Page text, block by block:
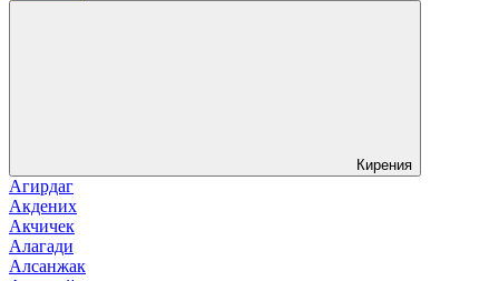
Кирения
Агирдаг
Акдених
Акчичек
Алагади
Алсанжак